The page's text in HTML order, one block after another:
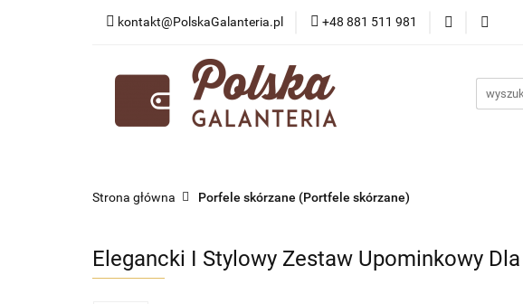
kontakt@PolskaGalanteria.pl +48 881 511 981
KATEGORIE NOWOŚCI
PORADY I AKTUALNOŚCI
Strona główna Porfele skórzane (Portfele skórzane)
Elegancki I Stylowy Zestaw Upominkowy